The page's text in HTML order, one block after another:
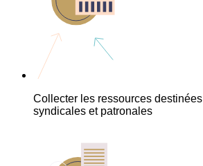
Collecter les ressources
syndicales et patronales